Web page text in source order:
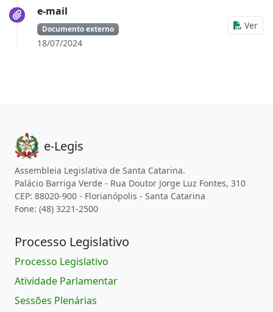
e-mail
Documento externo
18/07/2024
Ver
e-Legis
Assembleia Legislativa de Santa Catarina.
Palácio Barriga Verde - Rua Doutor Jorge Luz Fontes, 310
CEP: 88020-900 - Florianópolis - Santa Catarina
Fone: (48) 3221-2500
Processo Legislativo
Processo Legislativo
Atividade Parlamentar
Sessões Plenárias